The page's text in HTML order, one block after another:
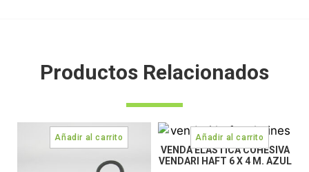
Productos Relacionados
VENDA ELASTICA COHESIVA
VENDARI HAFT 6 X 4 M. AZUL